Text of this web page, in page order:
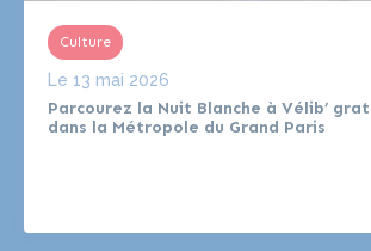
Parcourez la Nuit Blanche à Vélib’
dans la Métropole du Grand Paris
Le 13 mai 2026
Culture